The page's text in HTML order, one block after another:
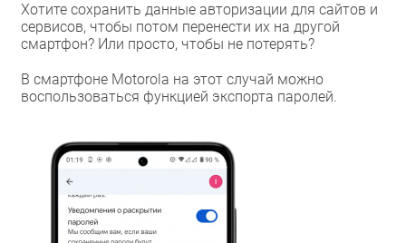
Хотите сохранить данные авторизации для сайтов и
сервисов, чтобы потом перенести их на другой
смартфон? Или просто, чтобы не потерять?
В смартфоне Motorola на этот случай можно
воспользоваться функцией экспорта паролей.